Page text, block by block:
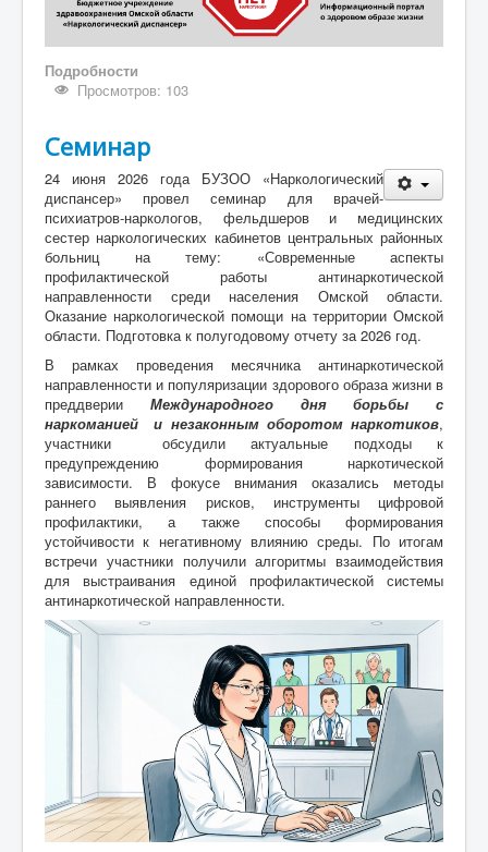
Подробности
Просмотров: 103
Семинар
24 июня 2026 года БУЗОО «Наркологический
диспансер» провел семинар для врачей-
психиатров-наркологов, фельдшеров и медицинских
сестер наркологических кабинетов центральных районных
больниц на тему: «Современные аспекты
профилактической работы антинаркотической
направленности среди населения Омской области.
Оказание наркологической помощи на территории Омской
области. Подготовка к полугодовому отчету за 2026 год.
В рамках проведения месячника антинаркотической
направленности и популяризации здорового образа жизни в
преддверии
Международного дня борьбы с
наркоманией и незаконным оборотом наркотиков,
участники обсудили актуальные подходы к
предупреждению формирования наркотической
зависимости. В фокусе внимания оказались методы
раннего выявления рисков, инструменты цифровой
профилактики, а также способы формирования
устойчивости к негативному влиянию среды. По итогам
встречи участники получили алгоритмы взаимодействия
для выстраивания единой профилактической системы
антинаркотической направленности.